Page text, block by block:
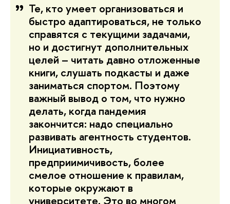
Те, кто умеет организоваться и
быстро адаптироваться, не только
справятся с текущими задачами,
но и достигнут дополнительных
целей – читать давно отложенные
книги, слушать подкасты и даже
заниматься спортом. Поэтому
важный вывод о том, что нужно
делать, когда пандемия
закончится: надо специально
развивать агентность студентов.
Инициативность,
предприимичивость, более
смелое отношение к правилам,
которые окружают в
университете. Это во многом